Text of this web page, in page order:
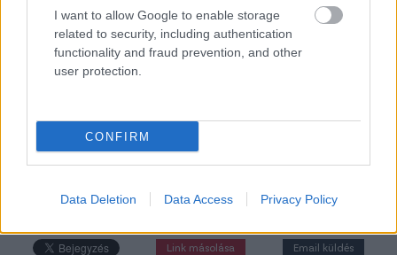
I want to allow Google to enable storage
related to security, including authentication
functionality and fraud prevention, and other
user protection.
CONFIRM
Data Deletion Data Access Privacy Policy
Reméljük, hogy segítettünk ezzel a kis
összefoglalóval, és máris meghoztuk a kedved a
következő kreatív munkához.
Itt állíthatod be, hogy a Csakfoci az elsők
között legyen a Google-találatokban
Link másolása Email küldés